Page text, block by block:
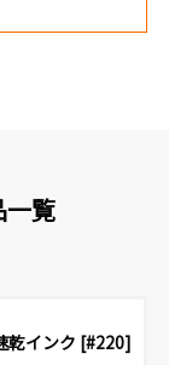
一覧
乾インク [#220]